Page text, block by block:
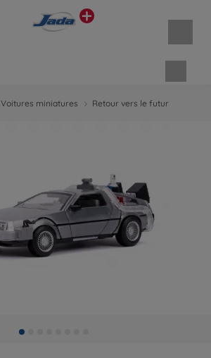
Voitures miniatures Retour vers le futur